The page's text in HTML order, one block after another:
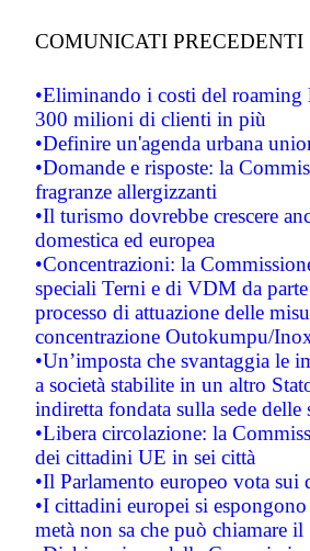
COMUNICATI PRECEDENTI
•Eliminando i costi del roaming
300 milioni di clienti in più
•Definire un'agenda urbana
•Domande e risposte: la
fragranze allergizzanti
•Il turismo dovrebbe crescere
domestica ed europea
•Concentrazioni: la
speciali Terni e di VDM da
processo di attuazione delle
concentrazione Outokumpu/
•Un’imposta che svantaggia le
a società stabilite in un altro
indiretta fondata sulla sede delle
•Libera circolazione: la
dei cittadini UE in sei città
•Il Parlamento europeo vota sui
•I cittadini europei si
metà non sa che può chiamare